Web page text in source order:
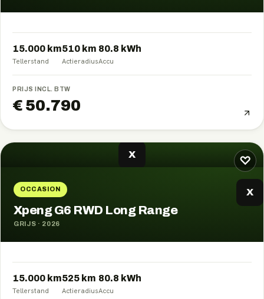
15.000 km
Tellerstand
510 km
Actieradius
80.8 kWh
Accu
PRIJS INCL. BTW
€ 50.790
♡
X
OCCASION X
Xpeng G6 RWD Long Range
GRIJS · 2026
15.000 km
Tellerstand
525 km
Actieradius
80.8 kWh
Accu